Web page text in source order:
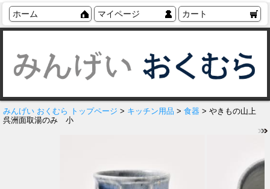
ホーム マイページ カート
みんげい おくむら トップページ > キッチン用品 > 食器 > やきもの山上
呉洲面取湯のみ 小